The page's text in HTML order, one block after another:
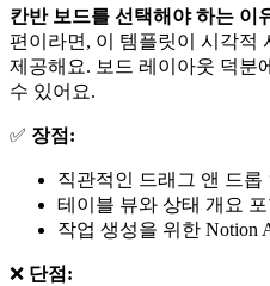
칸반 보드를 선택해야 하는 이
편이라면, 이 템플릿이 시각적
제공해요. 보드 레이아웃 덕분
수 있어요.
✅ 장점:
직관적인 드래그 앤 드롭
테이블 뷰와 상태 개요
작업 생성을 위한 Notion
❌ 단점: